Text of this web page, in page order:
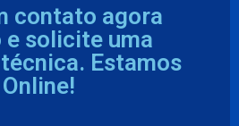
contato agora
e solicite uma
Estamos
Online!